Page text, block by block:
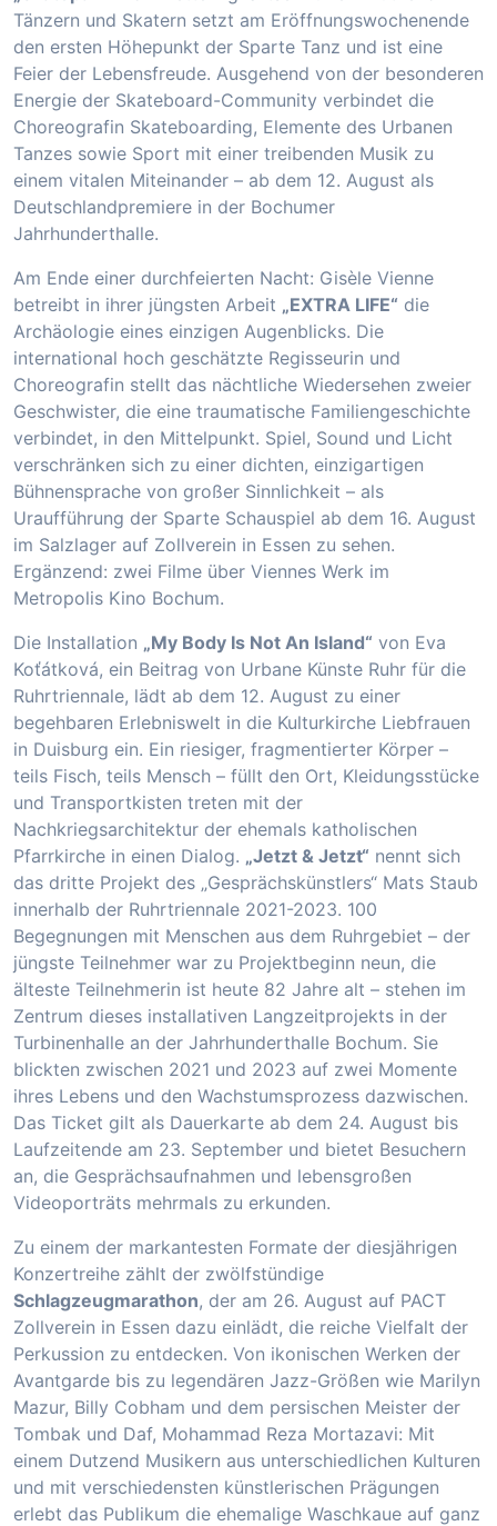
Tänzern und Skatern setzt am Eröffnungswochenende
den ersten Höhepunkt der Sparte Tanz und ist eine
Feier der Lebensfreude. Ausgehend von der besonderen
Energie der Skateboard-Community verbindet die
Choreografin Skateboarding, Elemente des Urbanen
Tanzes sowie Sport mit einer treibenden Musik zu
einem vitalen Miteinander – ab dem 12. August als
Deutschlandpremiere in der Bochumer
Jahrhunderthalle.
Am Ende einer durchfeierten Nacht: Gisèle Vienne
betreibt in ihrer jüngsten Arbeit „EXTRA LIFE“ die
Archäologie eines einzigen Augenblicks. Die
international hoch geschätzte Regisseurin und
Choreografin stellt das nächtliche Wiedersehen zweier
Geschwister, die eine traumatische Familiengeschichte
verbindet, in den Mittelpunkt. Spiel, Sound und Licht
verschränken sich zu einer dichten, einzigartigen
Bühnensprache von großer Sinnlichkeit – als
Uraufführung der Sparte Schauspiel ab dem 16. August
im Salzlager auf Zollverein in Essen zu sehen.
Ergänzend: zwei Filme über Viennes Werk im
Metropolis Kino Bochum.
Die Installation „My Body Is Not An Island“ von Eva
Koťátková, ein Beitrag von Urbane Künste Ruhr für die
Ruhrtriennale, lädt ab dem 12. August zu einer
begehbaren Erlebniswelt in die Kulturkirche Liebfrauen
in Duisburg ein. Ein riesiger, fragmentierter Körper –
teils Fisch, teils Mensch – füllt den Ort, Kleidungsstücke
und Transportkisten treten mit der
Nachkriegsarchitektur der ehemals katholischen
Pfarrkirche in einen Dialog. „Jetzt & Jetzt“ nennt sich
das dritte Projekt des „Gesprächskünstlers“ Mats Staub
innerhalb der Ruhrtriennale 2021-2023. 100
Begegnungen mit Menschen aus dem Ruhrgebiet – der
jüngste Teilnehmer war zu Projektbeginn neun, die
älteste Teilnehmerin ist heute 82 Jahre alt – stehen im
Zentrum dieses installativen Langzeitprojekts in der
Turbinenhalle an der Jahrhunderthalle Bochum. Sie
blickten zwischen 2021 und 2023 auf zwei Momente
ihres Lebens und den Wachstumsprozess dazwischen.
Das Ticket gilt als Dauerkarte ab dem 24. August bis
Laufzeitende am 23. September und bietet Besuchern
an, die Gesprächsaufnahmen und lebensgroßen
Videoporträts mehrmals zu erkunden.
Zu einem der markantesten Formate der diesjährigen
Konzertreihe zählt der zwölfstündige
Schlagzeugmarathon, der am 26. August auf PACT
Zollverein in Essen dazu einlädt, die reiche Vielfalt der
Perkussion zu entdecken. Von ikonischen Werken der
Avantgarde bis zu legendären Jazz-Größen wie Marilyn
Mazur, Billy Cobham und dem persischen Meister der
Tombak und Daf, Mohammad Reza Mortazavi: Mit
einem Dutzend Musikern aus unterschiedlichen Kulturen
und mit verschiedensten künstlerischen Prägungen
erlebt das Publikum die ehemalige Waschkaue auf ganz